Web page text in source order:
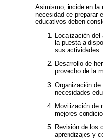
Asimismo, incide en la
necesidad de preparar
educativos deben
Localización
la puesta a
sus actividades.
Desarrollo de
provecho de la
Organización de
necesidades
Movilización de
mejores
Revisión de los
aprendizajes y